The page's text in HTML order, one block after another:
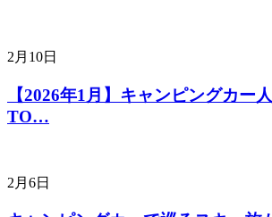
2月10日
【2026年1月】キャンピングカー
TO…
2月6日